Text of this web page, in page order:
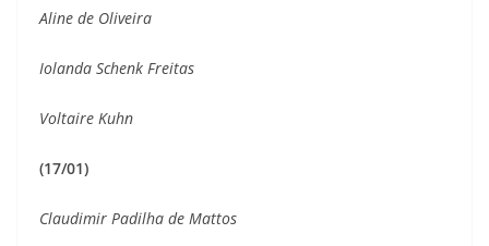
Aline de Oliveira
Iolanda Schenk Freitas
Voltaire Kuhn
(17/01)
Claudimir Padilha de Mattos